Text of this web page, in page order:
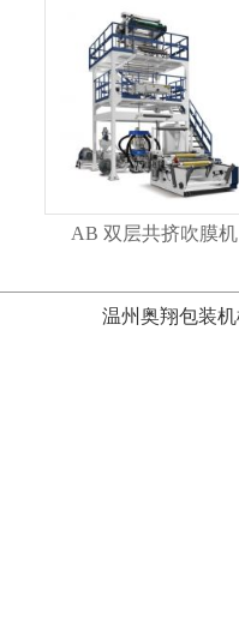
AB 双层共挤吹膜机
温州奥翔包装